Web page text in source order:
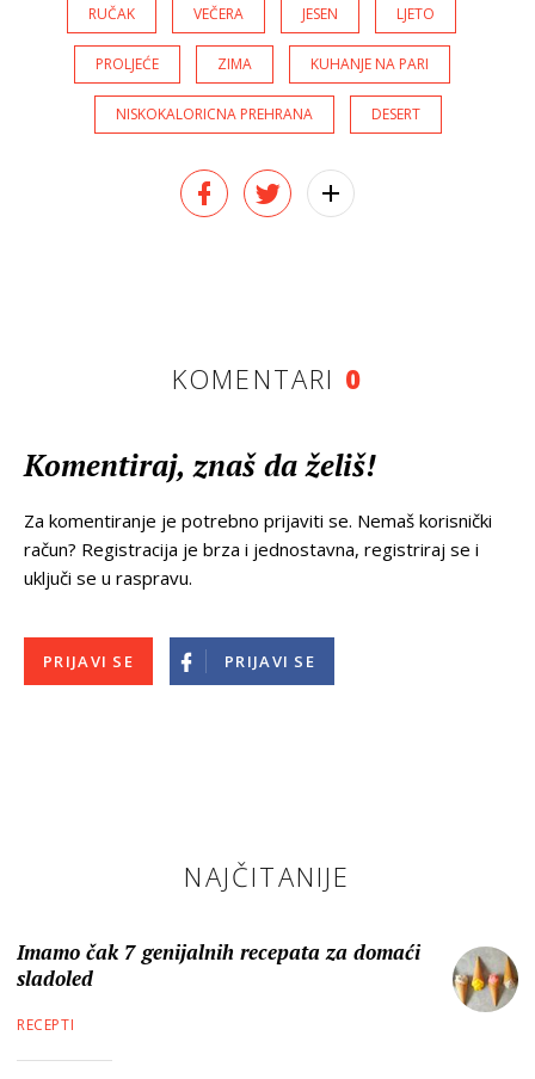
RUČAK VEČERA JESEN LJETO
PROLJEĆE ZIMA KUHANJE NA PARI
NISKOKALORICNA PREHRANA DESERT
KOMENTARI 0
Komentiraj, znaš da želiš!
Za komentiranje je potrebno prijaviti se. Nemaš korisnički
račun? Registracija je brza i jednostavna, registriraj se i
uključi se u raspravu.
PRIJAVI SE PRIJAVI SE
NAJČITANIJE
Imamo čak 7 genijalnih recepata za domaći
sladoled
RECEPTI